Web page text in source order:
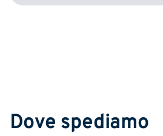
Dove spediamo